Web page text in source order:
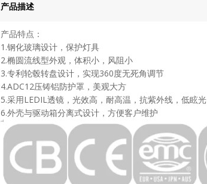
产品描述
产品特点：
1.钢化玻璃设计，保护灯具
2.椭圆流线型外观，体积小，风阻小
3.专利轮毂转盘设计，实现360度无死角调节
4.ADC12压铸铝防护罩，美观大方
5.采用LEDIL透镜，光效高，耐高温，抗紫外线，低眩光
6.外壳与驱动箱分离式设计，方便客户维护